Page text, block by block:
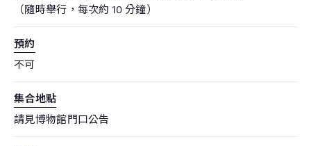
（隨時舉行，每次約 10 分鐘）
預約
不可
集合地點
請見博物館門口公告